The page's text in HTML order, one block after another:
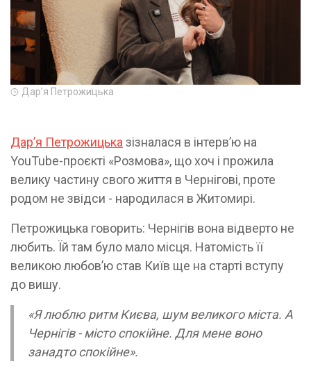
Дарʼя Петрожицька
Дарʼя Петрожицька зізналася в інтервʼю на
YouTube-проєкті «Розмова», що хоч і прожила
велику частину свого життя в Чернігові, проте
родом не звідси - народилася в Житомирі.
Петрожицька говорить: Чернігів вона відверто не
любить. Їй там було мало місця. Натомість її
великою любовʼю став Київ ще на старті вступу
до вишу.
«Я люблю ритм Києва, шум великого міста. А
Чернігів - місто спокійне. Для мене воно
занадто спокійне».